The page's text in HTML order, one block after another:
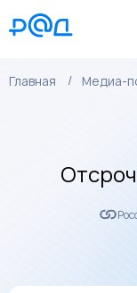
Главная Медиа-